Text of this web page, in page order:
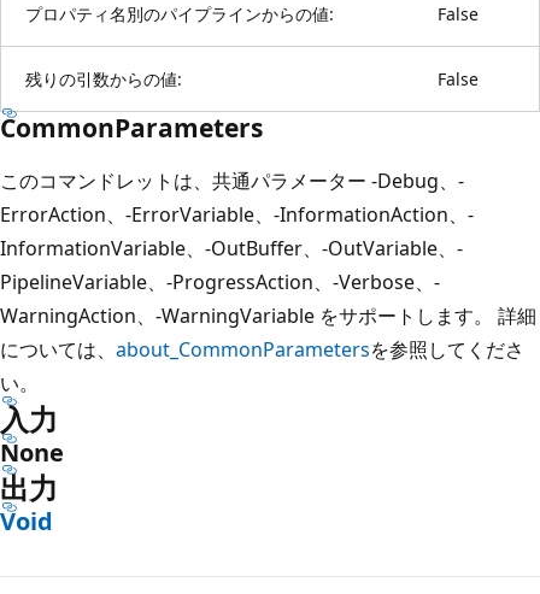
プロパティ名別のパイプラインからの値: False
残りの引数からの値: False
CommonParameters
このコマンドレットは、共通パラメーター -Debug、-
ErrorAction、-ErrorVariable、-InformationAction、-
InformationVariable、-OutBuffer、-OutVariable、-
PipelineVariable、-ProgressAction、-Verbose、-
WarningAction、-WarningVariable をサポートします。 詳細
については、 about_CommonParametersを参照してくださ
い。
入力
None
出力
Void
み